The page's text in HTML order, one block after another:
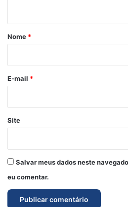
r
*
Nome *
E-mail *
Site
Salvar meus dados neste
eu comentar.